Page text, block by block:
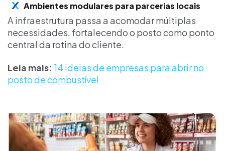
Ambientes modulares para parcerias locais
A infraestrutura passa a acomodar múltiplas
necessidades, fortalecendo o posto como ponto
central da rotina do cliente.
Leia mais: 14 ideias de empresas para abrir no
posto de combustível